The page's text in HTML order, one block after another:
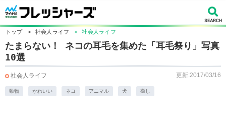
トップ > 社会人ライフ > 社会人ライフ
たまらない！ ネコの耳毛を集めた「耳毛祭り」写真
10選
社会人ライフ 更新:2017/03/16
動物 かわいい ネコ アニマル 犬 癒し